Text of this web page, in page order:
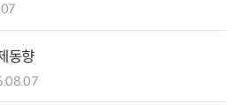
동향